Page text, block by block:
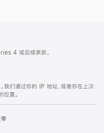
4 或后续表款。
我们通过你的 IP 地址，或者你在上次
置。